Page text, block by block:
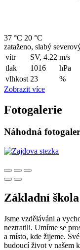
37 °C 20 °C
zataženo, slabý
vítr
SV, 4.22 m/s
tlak
1016
hPa
vlhkost 23
%
Zobrazit více
Fotogalerie
Náhodná
Základní
Jsme vzděláváni a
neztratili. Umíme se
a místo, kde žijeme.
budoucí život v našem